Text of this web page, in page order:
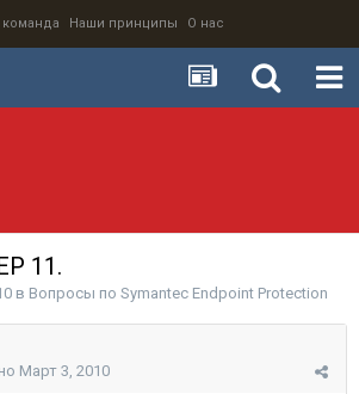
Наши принципы О нас
11.
в Вопросы по Symantec Endpoint Protection
Март 3, 2010